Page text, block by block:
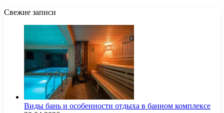
Свежие записи
Виды бань и особенности отдыха в банном комплексе